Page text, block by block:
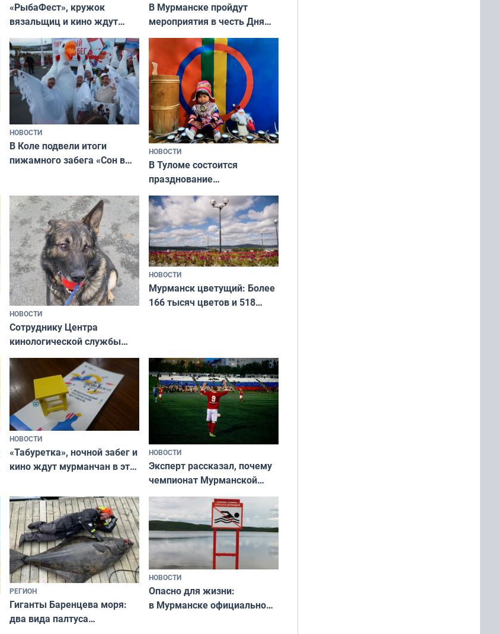
«РыбаФест», кружок
вязальщиц и кино ждут
мурманчан в эти выходные
В Мурманске пройдут
мероприятия в честь Дня
физкультурника
НОВОСТИ
В Коле подвели итоги
пижамного забега «Сон в
НОВОСТИ
В Туломе состоится
празднование
Международного дня
коренных народов мира
НОВОСТИ
Сотруднику Центра
кинологической службы
ищут новый дом
НОВОСТИ
Мурманск цветущий: Более
166 тысяч цветов и 518
НОВОСТИ
«Табуретка», ночной забег и
кино ждут мурманчан в эти
НОВОСТИ
Эксперт рассказал, почему
чемпионат Мурманской
области по футболу остался
незамеченным
РЕГИОН
Гиганты Баренцева моря:
два вида палтуса
НОВОСТИ
Опасно для жизни:
в Мурманске официально